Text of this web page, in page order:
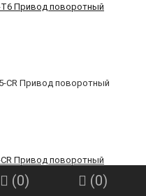
T6 Привод поворотный
CR Привод поворотный
(0) (0)